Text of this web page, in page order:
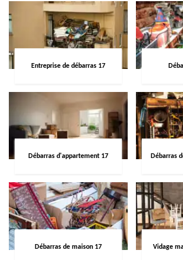
Entreprise de débarras 17
Débarras d'appartement 17 Débarras
Débarras de maison 17 Vidage